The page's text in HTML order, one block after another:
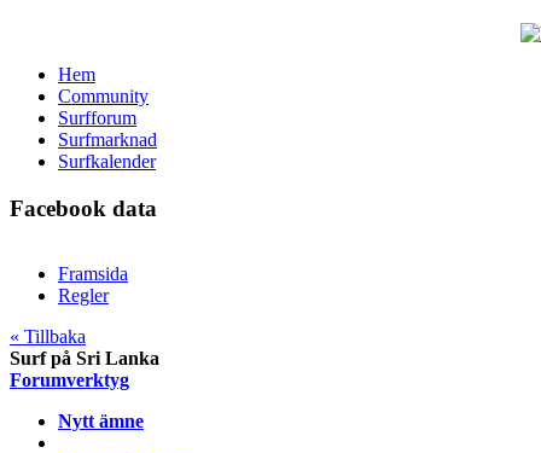
Hem
Community
Surfforum
Surfmarknad
Surfkalender
Facebook data
Framsida
Regler
« Tillbaka
Surf på Sri Lanka
Forumverktyg
Nytt ämne